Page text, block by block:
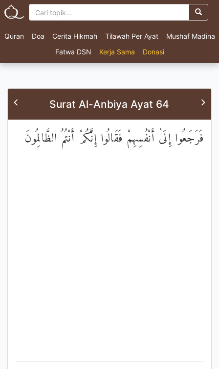
Quran Doa Cerita Hikmah Tilawah Per Ayat
Mushaf Madina
Fatwa DSN
Kerja Sama Donasi
Surat Al-Anbiya Ayat 64
فَرَجَعُوا إِلَىٰ أَنْفُسِهِمْ فَقَالُوا إِنَّكُمْ أَنْتُمُ الظَّالِمُونَ